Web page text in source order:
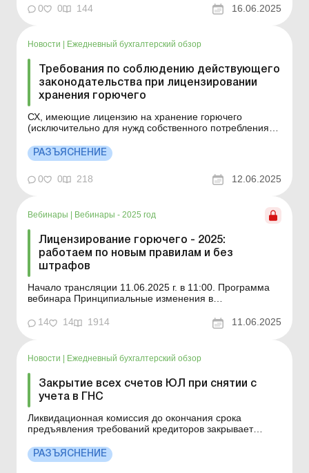
сделают украинский рынок более прозрачным,
конкурентоспособным и открытым для инноваций.
требования к с...
0 0 144 16.06.2025
Новости Ежедневный бухгалтерский обзор
Требования по соблюдению действующего
законодательства при лицензировании
хранения горючего
СХ, имеющие лицензию на хранение горючего
(исключительно для нужд собственного потребления
осуществляющие сельхозпроизводство, должны
владеть информацией о хранении горючего, подаче
отчетности, регистрации акцизного склада,
регистрации оборудования, установ...
РАЗЪЯСНЕНИЕ
0 0 218 12.06.2025
Вебинары Вебинары - 2025 год
Лицензирование горючего - 2025:
работаем по новым правилам и без
штрафов
Начало трансляции 11.06.2025 г. в 11:00. Программа
вебинара Принципиальные изменения в
собственных нужд и не только. На что следует
нужно отделят...
14 14 1914 11.06.2025
Новости | Ежедневный бухгалтерский обзор
Закрытие всех счетов ЮЛ при снятии с
учета в ГНС
Ликвидационная комиссия до окончания срока
предъявления требований кредиторов закрывает
одного (ликвидационного) счета, используемого для
расчетов с кредиторами при ликвидации юрлица.
РАЗЪЯСНЕНИЕ